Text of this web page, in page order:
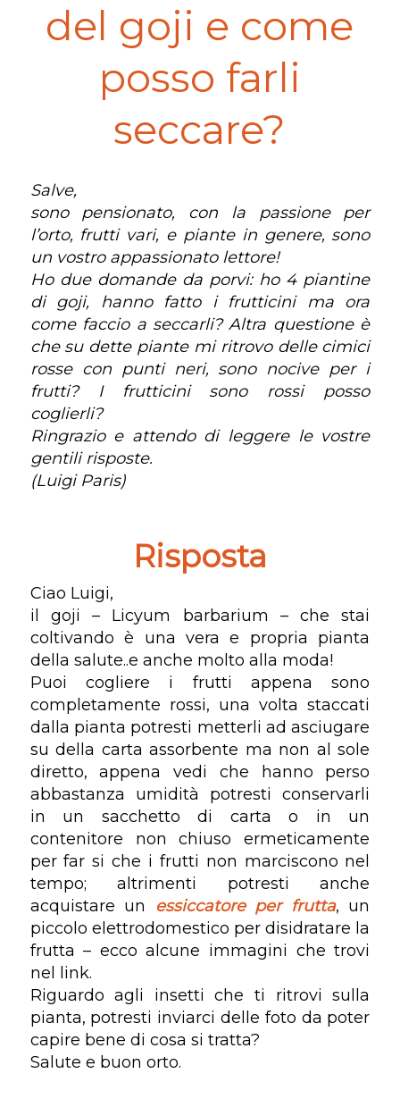
del goji e come
posso farli
seccare?
Salve,
sono pensionato, con la passione per
l’orto, frutti vari, e piante in genere, sono
un vostro appassionato lettore!
Ho due domande da porvi: ho 4 piantine
di goji, hanno fatto i frutticini ma ora
come faccio a seccarli? Altra questione è
che su dette piante mi ritrovo delle cimici
rosse con punti neri, sono nocive per i
frutti? I frutticini sono rossi posso
coglierli?
Ringrazio e attendo di leggere le vostre
gentili risposte.
(Luigi Paris)
Risposta
Ciao Luigi,
il goji – Licyum barbarium – che stai
coltivando è una vera e propria pianta
della salute..e anche molto alla moda!
Puoi cogliere i frutti appena sono
completamente rossi, una volta staccati
dalla pianta potresti metterli ad asciugare
su della carta assorbente ma non al sole
diretto, appena vedi che hanno perso
abbastanza umidità potresti conservarli
in un sacchetto di carta o in un
contenitore non chiuso ermeticamente
per far si che i frutti non marciscono nel
tempo; altrimenti potresti anche
acquistare un essiccatore per frutta, un
piccolo elettrodomestico per disidratare la
frutta – ecco alcune immagini che trovi
nel link.
Riguardo agli insetti che ti ritrovi sulla
pianta, potresti inviarci delle foto da poter
capire bene di cosa si tratta?
Salute e buon orto.